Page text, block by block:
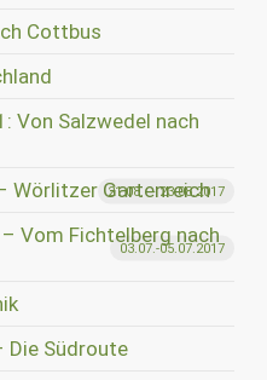
Cottbus
Von Salzwedel nach
Wörlitzer Gartenreich
21.08. – 23.08.2017
Vom Fichtelberg nach
03.07.-05.07.2017
Die Südroute